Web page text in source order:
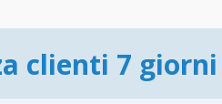
clienti 7 giorni